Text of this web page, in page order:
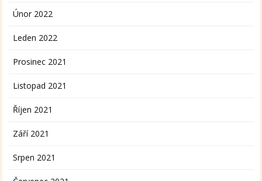
Únor 2022
Leden 2022
Prosinec 2021
Listopad 2021
Říjen 2021
Září 2021
Srpen 2021